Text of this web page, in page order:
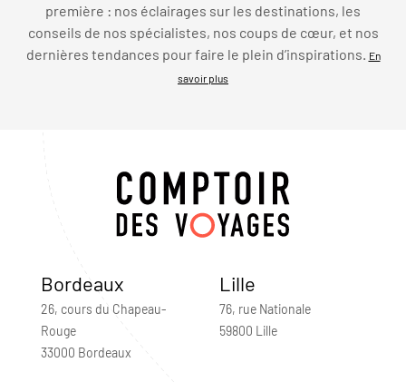
première : nos éclairages sur les destinations, les
conseils de nos spécialistes, nos coups de cœur, et nos
dernières tendances pour faire le plein d’inspirations.
En
savoir plus
Bordeaux
26, cours du Chapeau-
Rouge
33000 Bordeaux
Lille
76, rue Nationale
59800 Lille